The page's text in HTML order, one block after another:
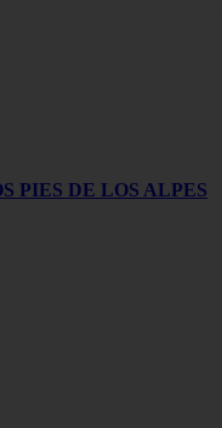
PIES DE LOS ALPES